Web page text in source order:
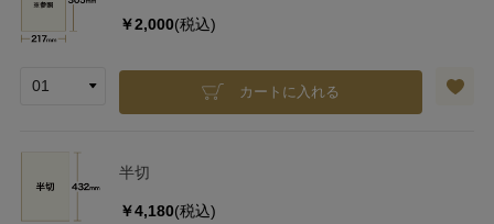
￥2,000(税込)
カートに入れる
半切
￥4,180(税込)